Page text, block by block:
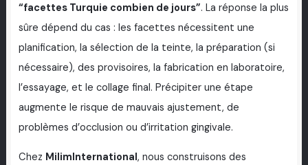
“facettes Turquie combien de jours”. La réponse la plus
sûre dépend du cas : les facettes nécessitent une
planification, la sélection de la teinte, la préparation (si
nécessaire), des provisoires, la fabrication en laboratoire,
l’essayage, et le collage final. Précipiter une étape
augmente le risque de mauvais ajustement, de
problèmes d’occlusion ou d’irritation gingivale.
Chez MilimInternational, nous construisons des